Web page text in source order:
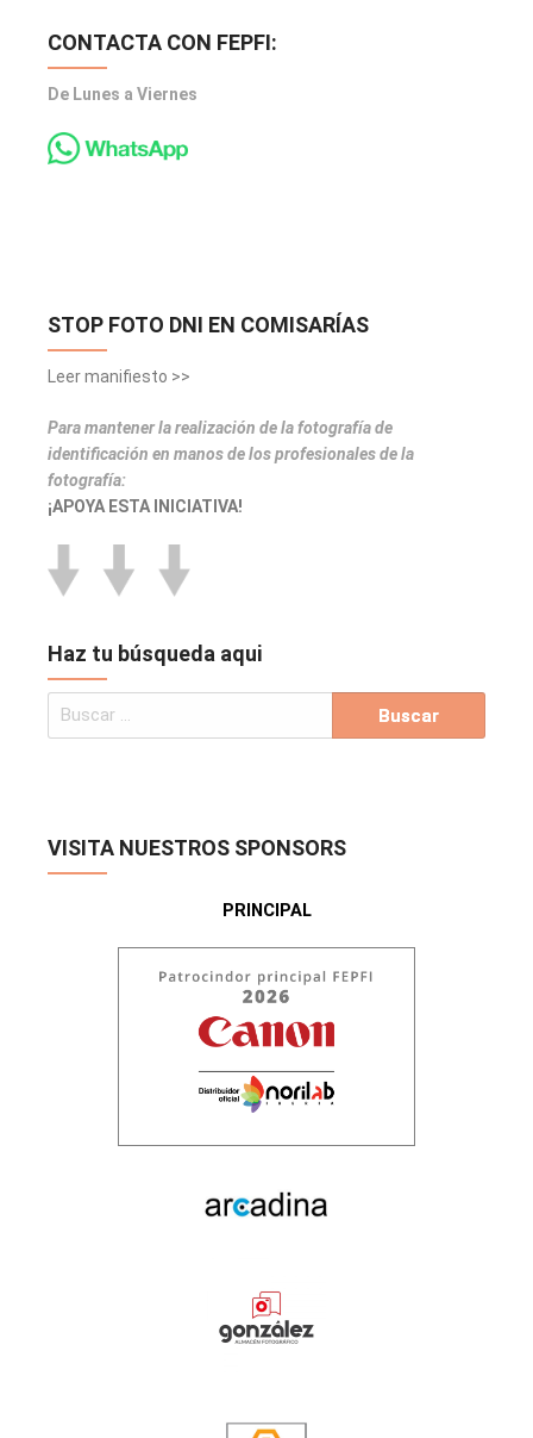
CONTACTA CON FEPFI:
De Lunes a Viernes
STOP FOTO DNI EN COMISARÍAS
Leer manifiesto >>
Para mantener la realización de la fotografía de
identificación en manos de los profesionales de la
fotografía:
¡APOYA ESTA INICIATIVA!
Haz tu búsqueda aqui
VISITA NUESTROS SPONSORS
PRINCIPAL